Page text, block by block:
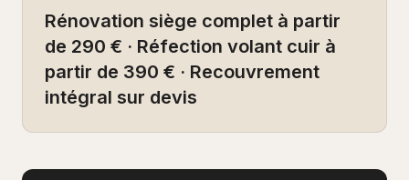
Rénovation siège complet à partir
de 290 € · Réfection volant cuir à
partir de 390 € · Recouvrement
intégral sur devis